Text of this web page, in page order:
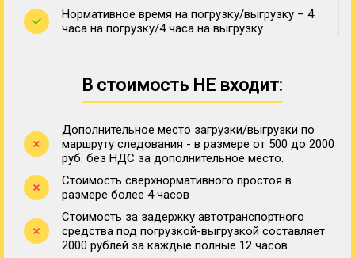
Нормативное время на погрузку/выгрузку – 4
часа на погрузку/4 часа на выгрузку
В стоимость НЕ входит:
Дополнительное место загрузки/выгрузки по
маршруту следования - в размере от 500 до 2000
руб. без НДС за дополнительное место.
Стоимость сверхнормативного простоя в
размере более 4 часов
Стоимость за задержку автотранспортного
средства под погрузкой-выгрузкой составляет
2000 рублей за каждые полные 12 часов